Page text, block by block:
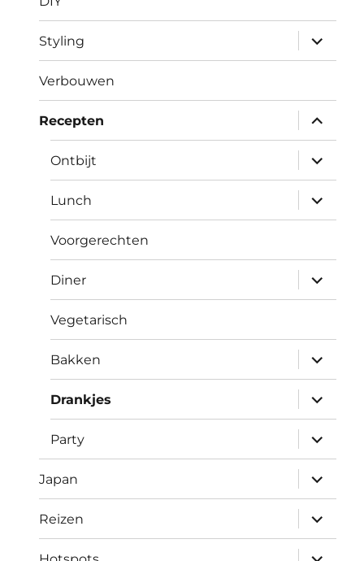
Styling
Verbouwen
Recepten
Ontbijt
Lunch
Voorgerechten
Diner
Vegetarisch
Bakken
Drankjes
Party
Japan
Reizen